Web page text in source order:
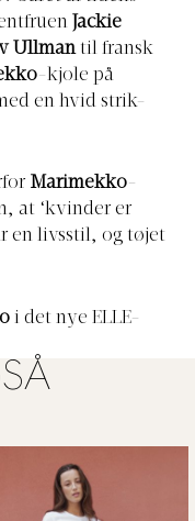
Jackie
Ullmantil fransk
-kjole på
en hvid strik-
Marimekko-
at ‘kvinder er
en livsstil, og tøjet
i det nye ELLE-